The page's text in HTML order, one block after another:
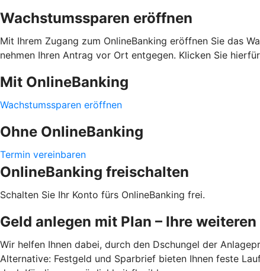
Wachstumssparen eröffnen
Mit Ihrem Zugang zum OnlineBanking eröffnen Sie das
nehmen Ihren Antrag vor Ort entgegen. Klicken Sie
Mit OnlineBanking
Wachstumssparen eröffnen
Ohne OnlineBanking
Termin vereinbaren
OnlineBanking freischalten
Schalten Sie Ihr Konto fürs OnlineBanking frei.
Geld anlegen mit Plan – Ihre
Wir helfen Ihnen dabei, durch den Dschungel der
Alternative: Festgeld und Sparbrief bieten Ihnen feste